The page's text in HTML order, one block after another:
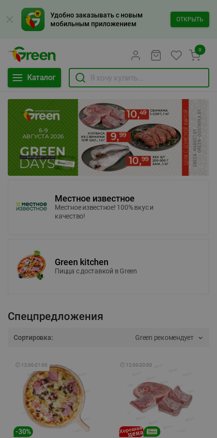
Удобно заказывать с новым
мобильным приложением
ОТКРЫТЬ
Каталог
0
Местное известное
Местное известное! 100% вкус и
качество!
Green kitchen
Пицца c доставкой в Green
Спецпредложения
Сортировка: Green рекомендует
🕘 12:00-21:00
-30%
🕘 12:00-20:00